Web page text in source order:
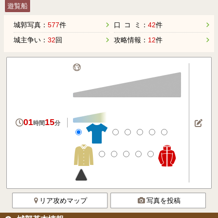
遊覧船
城郭写真： 577件
城主争い： 32回
口 コ ミ： 42件
攻略情報： 12件
01時間15分
リア攻めマップ 写真を投稿